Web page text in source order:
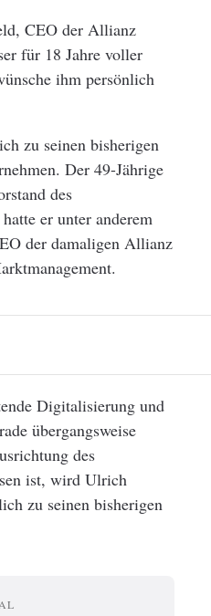
CEO der Allianz
für 18 Jahre voller
ihm persönlich
zu seinen bisherigen
Der 49-Jährige
des
er unter anderem
der damaligen Allianz
Digitalisierung und
übergangsweise
des
ist, wird Ulrich
zu seinen bisherigen